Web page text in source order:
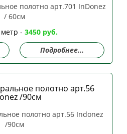
- 3450 руб.
Подробнее...
полотно арт.56
/90см